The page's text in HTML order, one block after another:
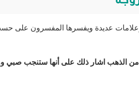
عديدة ويفسرها المفسرون على
من الذهب اشار ذلك على أنها ستنجب صبي